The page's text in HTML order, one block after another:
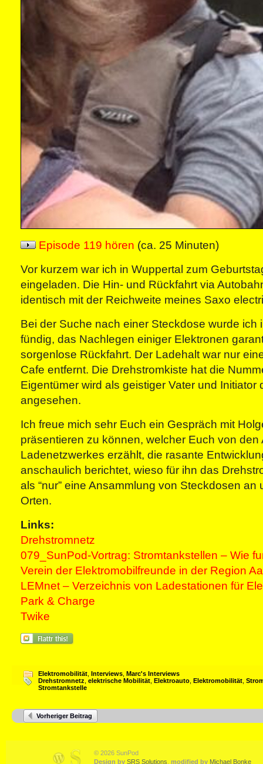
Episode 119 hören (ca. 25 Minuten)
Vor kurzem war ich in Wuppertal zum
eingeladen. Die Hin- und Rückfahrt via
identisch mit der Reichweite meines Saxo
Bei der Suche nach einer Steckdose wurde ich
fündig, das Nachlegen einiger Elektronen
sorgenlose Rückfahrt. Der Ladehalt war nur
Cafe entfernt. Die Drehstromkiste hat die
Eigentümer wird als geistiger Vater und Initiator
angesehen.
Ich freue mich sehr Euch ein Gespräch mit
präsentieren zu können, welcher Euch von den
Ladenetzwerkes erzählt, die rasante
anschaulich berichtet, wieso für ihn das
als “nur” eine Ansammlung von Steckdosen an
Orten.
Links:
Drehstromnetz
079_SunPod-Vortrag: Stromtankstellen – Wie
Verein der Elektromobilfreunde in der Region
LEMnet – Verzeichnis von Ladestationen für
Park & Charge
Twike
Elektromobilität Interviews Marc's Interviews
Drehstromnetz elektrische Mobilität Elektroauto Elektromobilität
Stromtankstelle
Vorheriger Beitrag
© 2026 SunPod
Design by SRS Solutions modified by Michael Bonke